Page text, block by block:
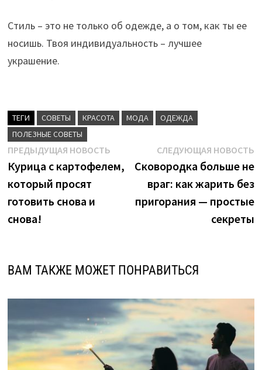
Стиль – это не только об одежде, а о том, как ты ее
носишь. Твоя индивидуальность – лучшее
украшение.
ТЕГИ CОВЕТЫ КРАСОТА МОДА
ОДЕЖДА
ПОЛЕЗНЫЕ СОВЕТЫ
Навигация
по
записям
ПРЕДЫДУЩАЯ НОВОСТЬПредыдущая
новость:
Курица с картофелем,
который просят
готовить снова и
снова!
СЛЕДУЮЩАЯ НОВОСТЬ
Сковородка больше не
враг: как жарить без
пригорания — простые
секреты
ВАМ ТАКЖЕ МОЖЕТ ПОНРАВИТЬСЯ